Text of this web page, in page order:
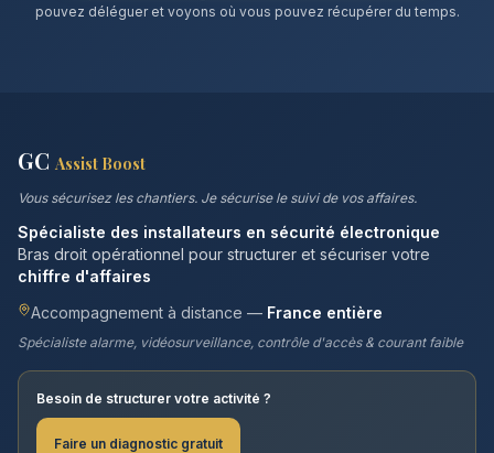
pouvez déléguer et voyons où vous pouvez récupérer du temps.
GC Assist Boost
Vous sécurisez les chantiers. Je sécurise le suivi de vos affaires.
Spécialiste des installateurs en sécurité électronique
Bras droit opérationnel pour structurer et sécuriser votre
chiffre d'affaires
Accompagnement à distance — France entière
Spécialiste alarme, vidéosurveillance, contrôle d'accès & courant faible
Besoin de structurer votre activité ?
Faire un diagnostic gratuit